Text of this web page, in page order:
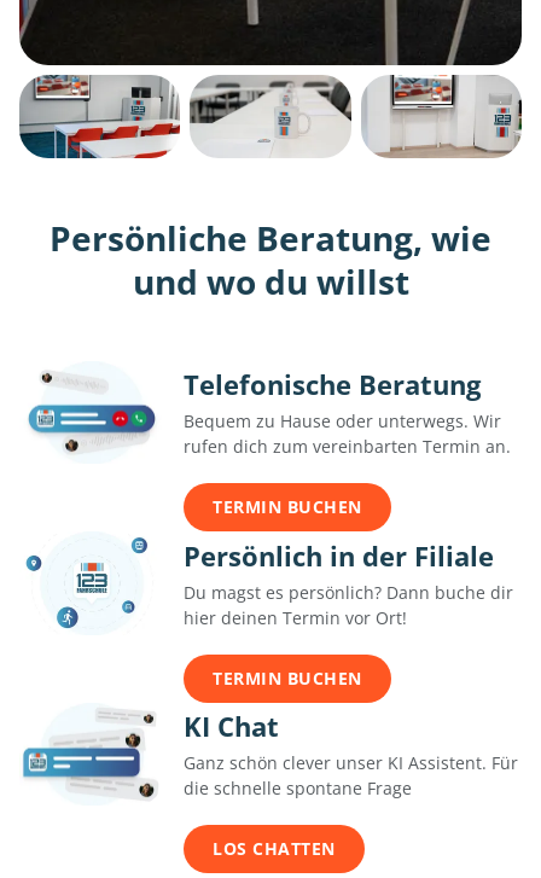
Persönliche Beratung, wie
und wo du willst
Telefonische Beratung
Bequem zu Hause oder unterwegs. Wir
rufen dich zum vereinbarten Termin an.
TERMIN BUCHEN
Persönlich in der Filiale
Du magst es persönlich? Dann buche dir
hier deinen Termin vor Ort!
TERMIN BUCHEN
KI Chat
Ganz schön clever unser KI Assistent. Für
die schnelle spontane Frage
LOS CHATTEN